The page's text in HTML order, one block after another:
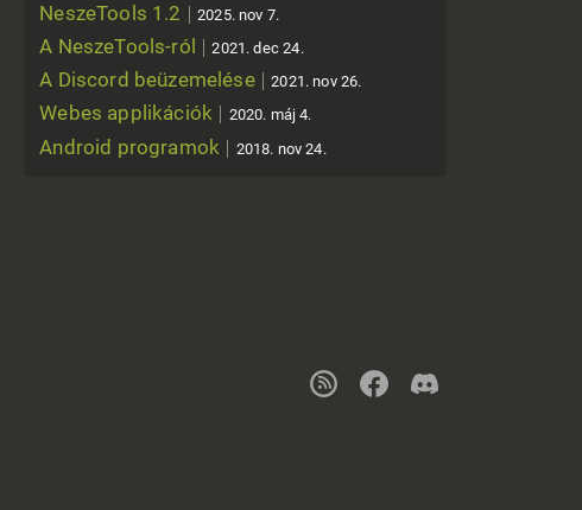
NeszeTools 1.2 2025. nov 7.
A NeszeTools-ról 2021. dec 24.
A Discord beüzemelése 2021. nov 26.
Webes applikációk 2020. máj 4.
Android programok 2018. nov 24.